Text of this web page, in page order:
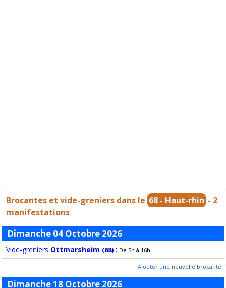
Brocantes et vide-greniers dans le 68 - Haut-rhin - 2
manifestations
Dimanche 04 Octobre 2026
Vide-greniers Ottmarsheim (68) : De 5h à 16h
Ajouter une nouvelle brocante
Dimanche 18 Octobre 2026